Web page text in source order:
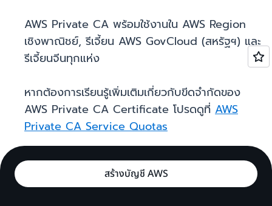
AWS Private CA พร้อมใช้งานใน AWS Region
เชิงพาณิชย์, รีเจี้ยน AWS GovCloud (สหรัฐฯ) และ
รีเจี้ยนจีนทุกแห่ง
หากต้องการเรียนรู้เพิ่มเติมเกี่ยวกับขีดจำกัดของ
AWS Private CA Certificate โปรดดูที่ AWS
Private CA Service Quotas
สร้างบัญชี AWS